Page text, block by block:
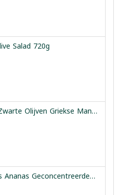
Salad 720g
Shania Zwarte Olijven Griekse Manier 1.5kg
Rayner's Ananas Geconcentreerde Smaakessentie 25ml